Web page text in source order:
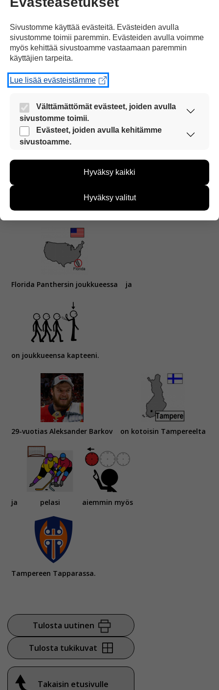
Pohjois-Amerikan NHL-liigan
Aleksander Barkov pelaa
Florida Panthersin joukkueessa ja
on joukkueensa kapteeni.
29-vuotias Aleksander Barkov on kotoisin Tampereelta
ja pelasi aiemmin myös
Tampereen Tapparassa.
Tulosta uutinen
Tulosta tukikuvat
Takaisin etusivulle
Sivustomme käyttää evästeitä. Evästeiden avulla
sivustomme toimii paremmin. Evästeiden avulla voimme
myös kehittää sivustoamme vastaamaan paremmin
käyttäjien tarpeita.
Lue lisää evästeistämme
Välttämättömät evästeet, joiden avulla
sivustomme toimii.
Nämä evästeet ovat aina käytössä, jotta
sivustoamme voi käyttää sujuvasti ja turvallisesti.
Evästeet, joiden avulla kehitämme
sivustoamme.
kehittää sivustoamme vastaamaan paremmin
kävijämääristä ja siitä, mitä sivuja käytetään ja
miten sivuilla liikutaan. Emme kuitenkaan kerää
Voit valita, hyväksytkö näiden evästeiden käytön.
Hyväksy kaikki
Hyväksy valitut